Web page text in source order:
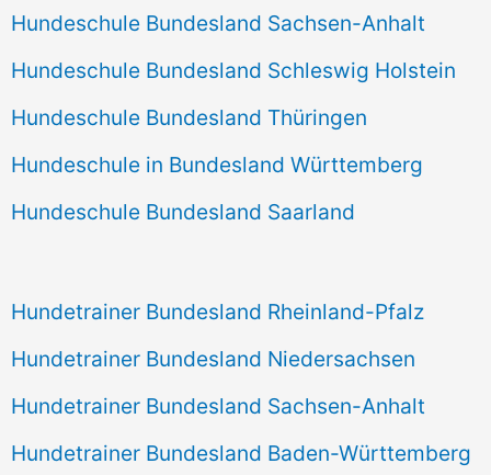
Hundeschule Bundesland Sachsen-Anhalt
Hundeschule Bundesland Schleswig Holstein
Hundeschule Bundesland Thüringen
Hundeschule in Bundesland Württemberg
Hundeschule Bundesland Saarland
Hundetrainer Bundesland Rheinland-Pfalz
Hundetrainer Bundesland Niedersachsen
Hundetrainer Bundesland Sachsen-Anhalt
Hundetrainer Bundesland Baden-Württemberg